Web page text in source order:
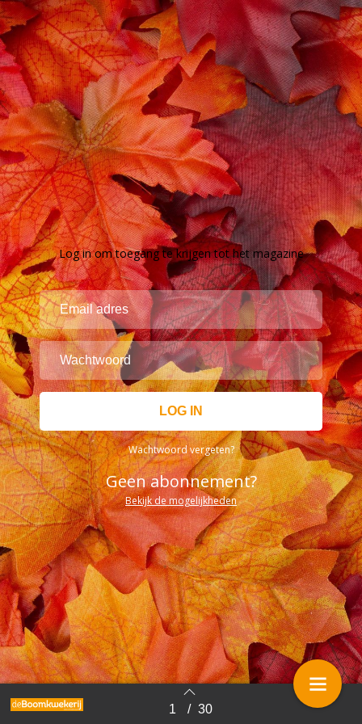
Log in om toegang te krijgen tot het magazine
Wachtwoord vergeten?
Geen abonnement?
Bekijk de mogelijkheden
Terug naar overzicht 1 / 30